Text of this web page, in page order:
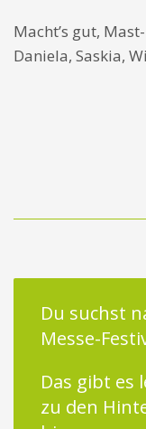
Macht’s gut,
Daniela, Saskia,
Du suchst
Messe-
Das gibt es
zu den